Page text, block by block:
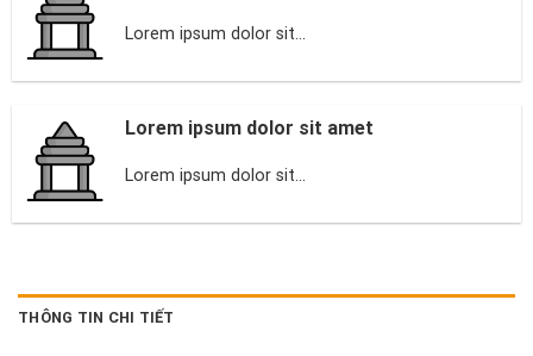
Lorem ipsum dolor sit...
Lorem ipsum dolor sit amet
Lorem ipsum dolor sit...
THÔNG TIN CHI TIẾT